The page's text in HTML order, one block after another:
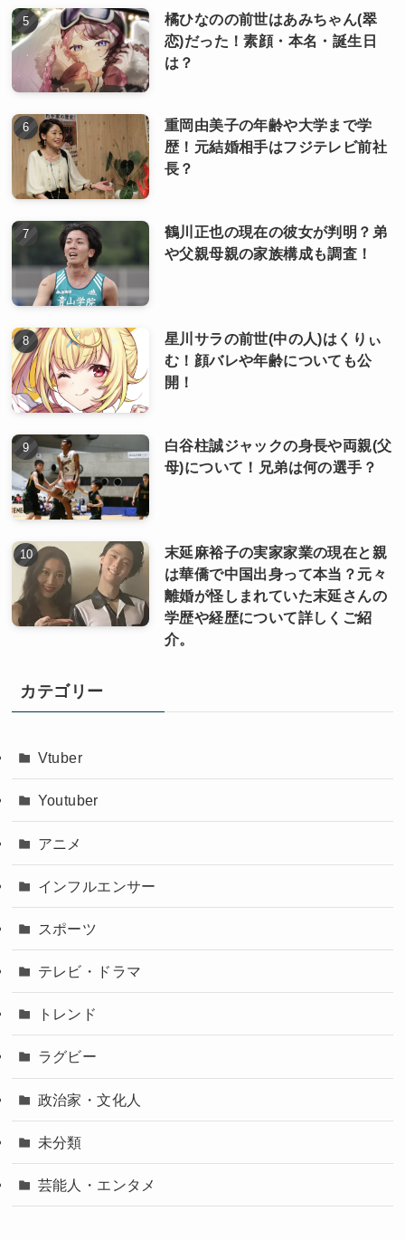
橘ひなのの前世はあみちゃん(翠
恋)だった！素顔・本名・誕生日
は？
重岡由美子の年齢や大学まで学
歴！元結婚相手はフジテレビ前社
長？
鶴川正也の現在の彼女が判明？弟
や父親母親の家族構成も調査！
星川サラの前世(中の人)はくりぃ
む！顔バレや年齢についても公
開！
白谷柱誠ジャックの身長や両親(父
母)について！兄弟は何の選手？
末延麻裕子の実家家業の現在と親
は華僑で中国出身って本当？元々
離婚が怪しまれていた末延さんの
学歴や経歴について詳しくご紹
介。
カテゴリー
Vtuber
Youtuber
アニメ
インフルエンサー
スポーツ
テレビ・ドラマ
トレンド
ラグビー
政治家・文化人
未分類
芸能人・エンタメ